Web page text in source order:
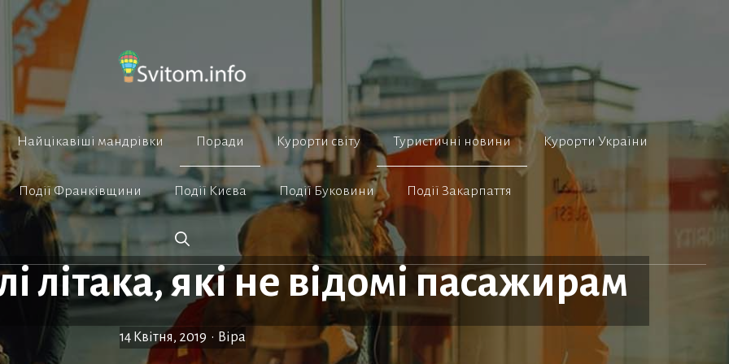
Найцікавіші мандрівки Поради Курорти світу Туристичні новини Курорти України
Події Франківщини Події Києва Події Буковини Події Закарпаття
літака, які не відомі пасажирам
14 Квітня, 2019 • Віра